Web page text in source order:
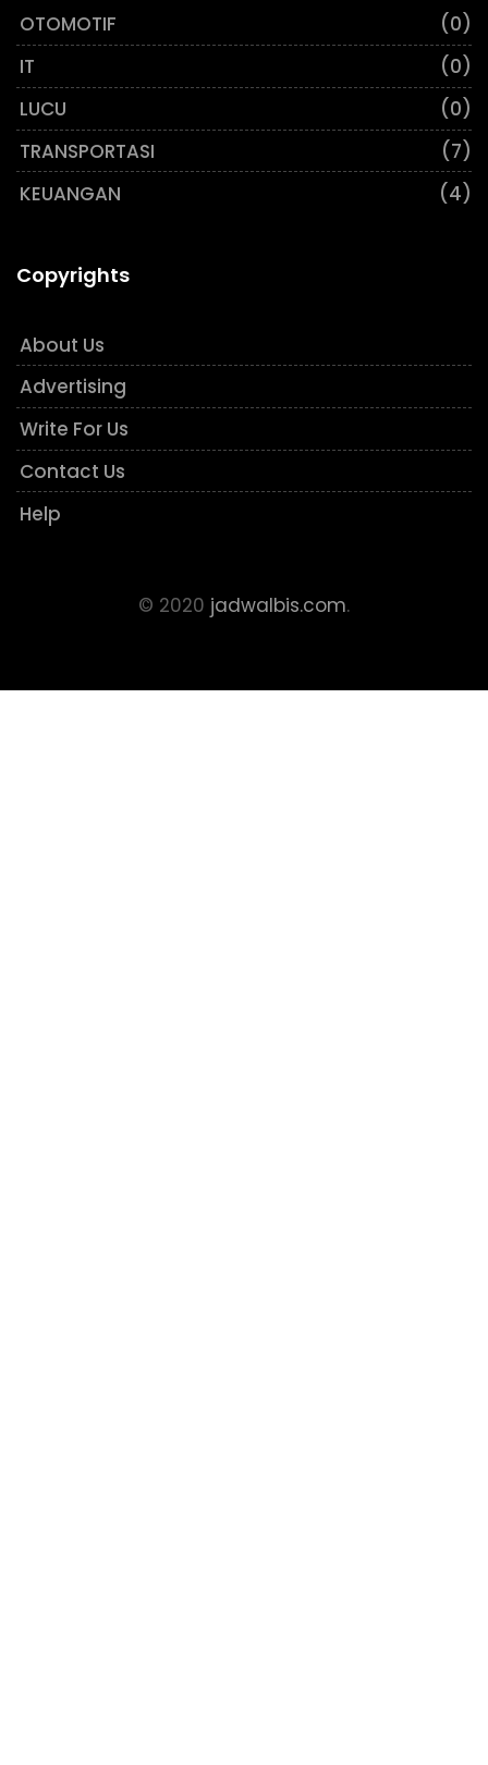
OTOMOTIF
(0)
IT
(0)
LUCU
(0)
TRANSPORTASI
(7)
KEUANGAN
(4)
Copyrights
About Us
Advertising
Write For Us
Contact Us
Help
© 2020 jadwalbis.com.